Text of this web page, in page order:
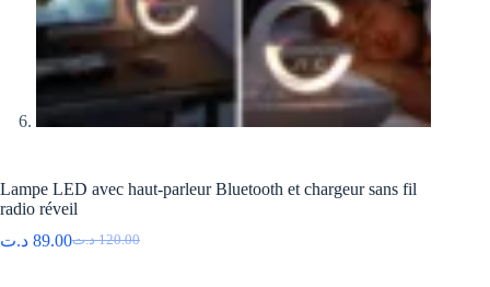
Lampe LED avec haut-parleur Bluetooth et chargeur sans fil
radio réveil
120.00 د.ت
Le
89.00 د.ت
Le